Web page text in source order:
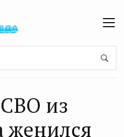
из
женился